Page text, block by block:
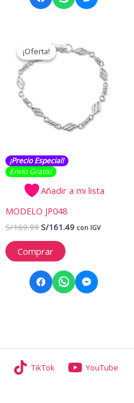
¡Oferta!
¡Precio Especial!
Envío Gratis​​​!
¡Oferta!
Añadir a mi lista
MODELO JP048
S/169.99El
original
era:
S/161.49Elcon IGV
Comprar
TikTok YouTube